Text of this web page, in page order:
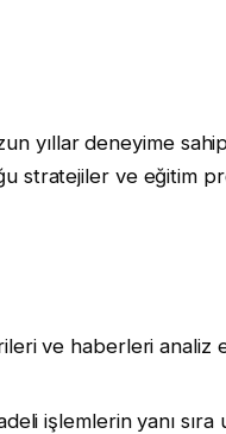
yıllar deneyime
stratejiler ve eğitim
ve haberleri analiz
işlemlerin yanı